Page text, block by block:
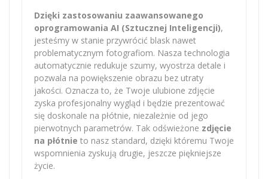
Dzięki zastosowaniu zaawansowanego
oprogramowania AI (Sztucznej Inteligencji),
jesteśmy w stanie przywrócić blask nawet
problematycznym fotografiom. Nasza technologia
automatycznie redukuje szumy, wyostrza detale i
pozwala na powiększenie obrazu bez utraty
jakości. Oznacza to, że Twoje ulubione zdjęcie
zyska profesjonalny wygląd i będzie prezentować
się doskonale na płótnie, niezależnie od jego
pierwotnych parametrów. Tak odświeżone zdjęcie
na płótnie to nasz standard, dzięki któremu Twoje
wspomnienia zyskują drugie, jeszcze piękniejsze
życie.